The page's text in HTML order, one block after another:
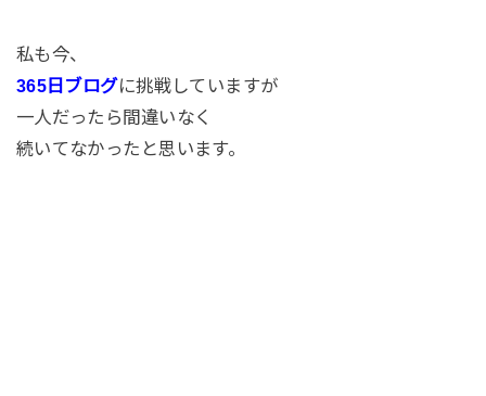
私も今、
365日ブログに挑戦していますが
一人だったら間違いなく
続いてなかったと思います。